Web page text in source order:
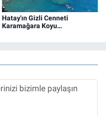
Hatay'ın Gizli Cenneti
Karamağara Koyu…